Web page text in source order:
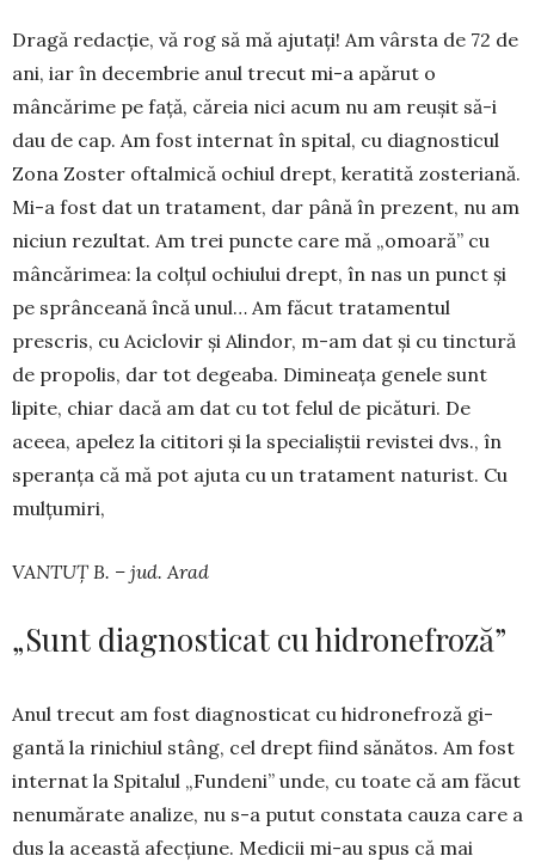
Dragă redacție, vă rog să mă ajutați! Am vârsta de 72 de
ani, iar în decembrie anul trecut mi-a apărut o
mâncărime pe față, că­reia nici acum nu am reușit să-i
dau de cap. Am fost internat în spital, cu diagnosticul
Zona Zoster oftalmică ochiul drept, keratită zosteriană.
Mi-a fost dat un tratament, dar până în prezent, nu am
niciun rezultat. Am trei puncte care mă „omoa­ră” cu
mâncărimea: la colțul ochiului drept, în nas un punct și
pe sprânceană încă unul… Am făcut tratamentul
prescris, cu Aci­clovir și Alindor, m-am dat și cu tinctură
de propolis, dar tot degeaba. Di­mineața genele sunt
lipite, chiar dacă am dat cu tot felul de picături. De
aceea, apelez la cititori și la specialiștii revistei dvs., în
speranța că mă pot ajuta cu un tratament naturist. Cu
mulțumiri,
VANTUȚ B. – jud. Arad
„Sunt diagnosticat cu hidronefroză”
Anul trecut am fost diag­nosticat cu hi­dro­nefroză gi­
gantă la rinichiul stâng, cel drept fiind sănătos. Am fost
internat la Spitalul „Fundeni” un­de, cu toate că am făcut
ne­numă­rate analize, nu s-a putut constata cauza care a
dus la această afec­țiu­ne. Medicii mi-au spus că mai